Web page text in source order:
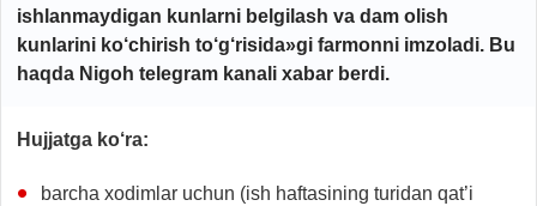
ishlanmaydigan kunlarni belgilash va dam olish
kunlarini ko‘chirish to‘g‘risida»gi farmonni imzoladi. Bu
haqda Nigoh telegram kanali xabar berdi.
Hujjatga ko‘ra:
barcha xodimlar uchun (ish haftasining turidan qat’i